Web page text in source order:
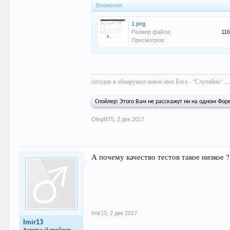
Вложения:
1.png
Размер файла:
Просмотров:
сегодня я обнаружил новое имя Бога - "Случайно" ...
Спойлер:Этого Вам не расскажут ни на одном
OlegM75 2 дек 2017
Imir13
А почему качество тестов такое низкое ?
Imir13 2 дек 2017